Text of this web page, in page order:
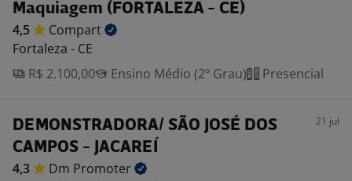
Maquiagem (FORTALEZA - CE)
4,5
Compart
Fortaleza - CE
R$ 2.100,00
Ensino Médio (2º Grau) Presencial
DEMONSTRADORA/ SÃO JOSÉ DOS
CAMPOS - JACAREÍ
21 jul
4,3 Dm Promoter